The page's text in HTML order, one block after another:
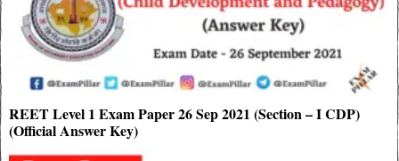
REET Level 1 Exam Paper 26 Sep 2021 (Section – I CDP)
(Official Answer Key)